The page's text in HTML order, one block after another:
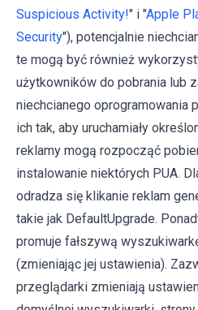
Suspicious Activity!" i "Apple
Security"), potencjalnie
te mogą być również
użytkowników do pobrania lub
niechcianego oprogramowania
ich tak, aby uruchamiały
reklamy mogą rozpocząć
instalowanie niektórych PUA.
odradza się klikanie reklam
takie jak DefaultUpgrade.
promuje fałszywą
(zmieniając jej ustawienia).
przeglądarki zmieniają